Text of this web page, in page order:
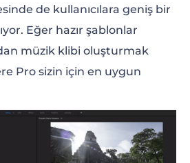
de kullanıcılara geniş bir
Eğer hazır şablonlar
müzik klibi oluşturmak
Pro sizin için en uygun